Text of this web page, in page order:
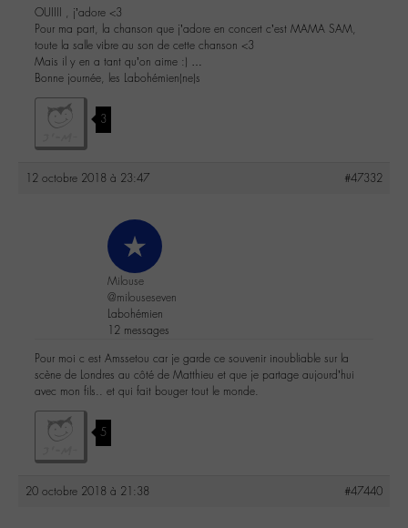
OUIIII , j’adore <3
Pour ma part, la chanson que j’adore en concert c’est MAMA SAM,
toute la salle vibre au son de cette chanson <3
Mais il y en a tant qu’on aime :) …
Bonne journée, les Labohémien(ne)s
3
12 octobre 2018 à 23:47 #47332
Milouse
@milouseseven
Labohémien
12 messages
Pour moi c est Amssetou car je garde ce souvenir inoubliable sur la
scène de Londres au côté de Matthieu et que je partage aujourd’hui
avec mon fils.. et qui fait bouger tout le monde.
5
20 octobre 2018 à 21:38 #47440